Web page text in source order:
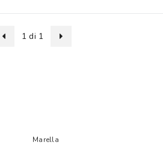
1 di 1
Marella